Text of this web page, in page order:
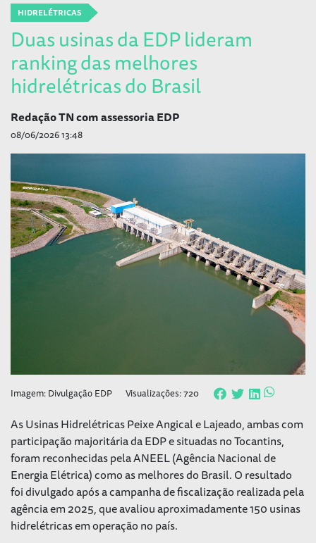
HIDRELÉTRICAS
Duas usinas da EDP lideram
ranking das melhores
hidrelétricas do Brasil
Redação TN com assessoria EDP
08/06/2026 13:48
Imagem: Divulgação EDP Visualizações: 720
As Usinas Hidrelétricas Peixe Angical e Lajeado, ambas com
participação majoritária da EDP e situadas no Tocantins,
foram reconhecidas pela ANEEL (Agência Nacional de
Energia Elétrica) como as melhores do Brasil. O resultado
foi divulgado após a campanha de fiscalização realizada pela
agência em 2025, que avaliou aproximadamente 150 usinas
hidrelétricas em operação no país.